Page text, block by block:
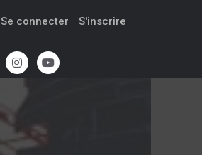
Se connecter S'inscrire